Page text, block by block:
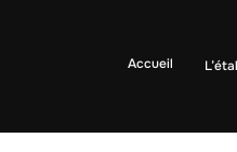
Accueil